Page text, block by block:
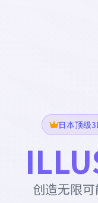
日本顶级
创造无限